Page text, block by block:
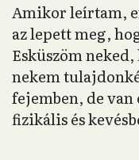
Amikor leírtam,
az lepett meg,
Esküszöm
nekem
fejemben, de van
fizikális és